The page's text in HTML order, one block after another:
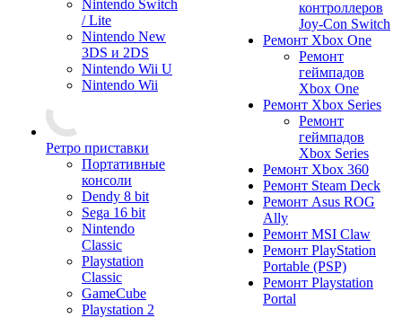
Nintendo Switch
/ Lite
Nintendo New
3DS и 2DS
Nintendo Wii U
Nintendo Wii
Ретро приставки
Портативные
консоли
Dendy 8 bit
Sega 16 bit
Nintendo
Classic
Playstation
Classic
GameCube
Playstation 2
контроллеров
Joy-Con Switch
Ремонт Xbox One
Ремонт
геймпадов
Xbox One
Ремонт Xbox Series
Ремонт
геймпадов
Xbox Series
Ремонт Xbox 360
Ремонт Steam Deck
Ремонт Asus ROG
Ally
Ремонт MSI Claw
Ремонт PlayStation
Portable (PSP)
Ремонт Playstation
Portal